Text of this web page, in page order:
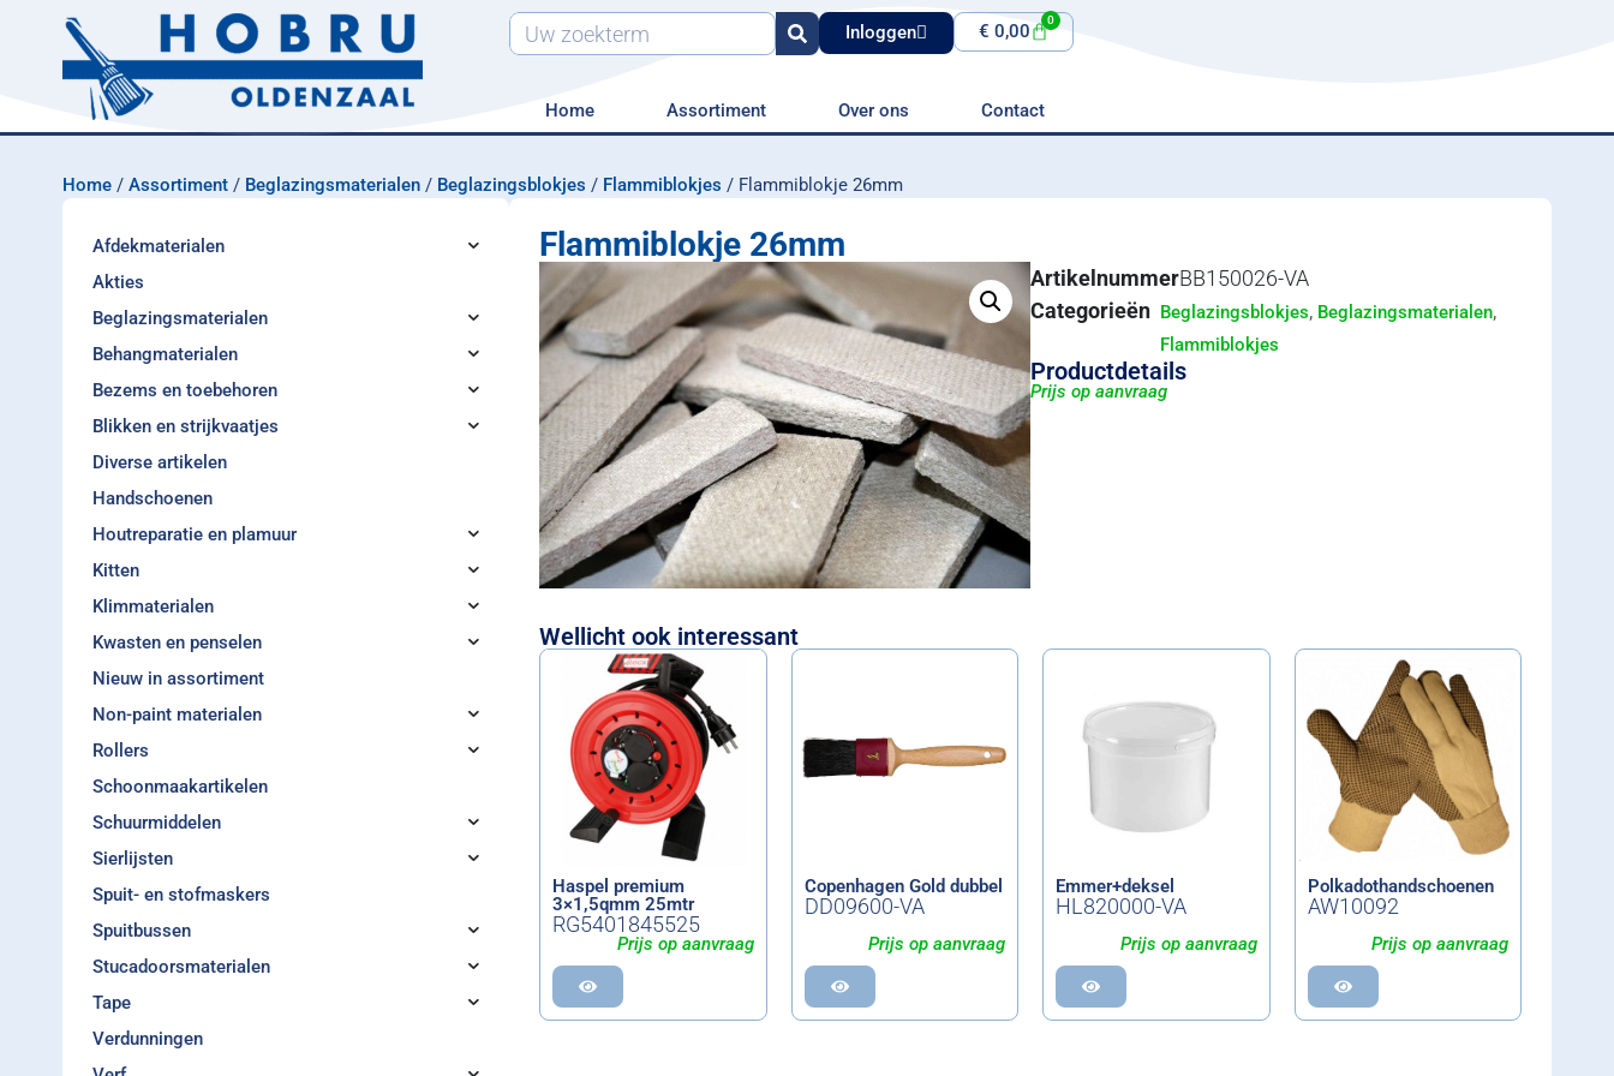
Inloggen € 0,00
0
Home Assortiment Over ons Contact
Home / Assortiment / Beglazingsmaterialen / Beglazingsblokjes / Flammiblokjes / Flammiblokje 26mm
Afdekmaterialen
Akties
Beglazingsmaterialen
Behangmaterialen
Bezems en toebehoren
Blikken en strijkvaatjes
Diverse artikelen
Handschoenen
Houtreparatie en plamuur
Kitten
Klimmaterialen
Kwasten en penselen
Nieuw in assortiment
Non-paint materialen
Rollers
Schoonmaakartikelen
Schuurmiddelen
Sierlijsten
Spuit- en stofmaskers
Spuitbussen
Stucadoorsmaterialen
Tape
Verdunningen
Flammiblokje 26mm
ArtikelnummerBB150026-VA
Categorieën Beglazingsblokjes, Beglazingsmaterialen,
Flammiblokjes
Productdetails
Prijs op aanvraag
Wellicht ook interessant
Haspel premium
3×1,5qmm 25mtr
RG5401845525
Prijs op aanvraag
Copenhagen Gold dubbel
DD09600-VA
Prijs op aanvraag
Emmer+deksel
HL820000-VA
Prijs op aanvraag
Polkadothandschoenen
AW10092
Prijs op aanvraag